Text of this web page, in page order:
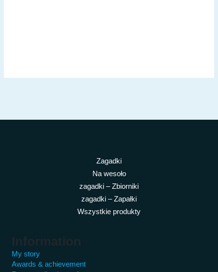
Zagadki
Na wesoło
zagadki – Zbiorniki
zagadki – Zapałki
Wszystkie produkty
Information
My story
Awards & achievement